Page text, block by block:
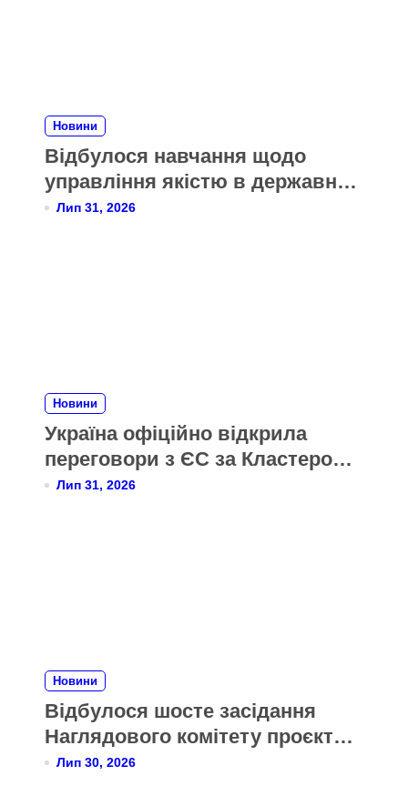
Новини
Відбулося навчання щодо
управління якістю в державних
органах України за моделлю
Лип 31, 2026
Новини
Україна офіційно відкрила
переговори з ЄС за Кластером 6
«Зовнішні відносини»
Лип 31, 2026
Новини
Відбулося шосте засідання
Наглядового комітету проєкту
Twinning для Міністерства
Лип 30, 2026